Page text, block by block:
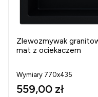
Zlewozmywak
mat z ociekaczem
Wymiary 770x435
559,00 zł